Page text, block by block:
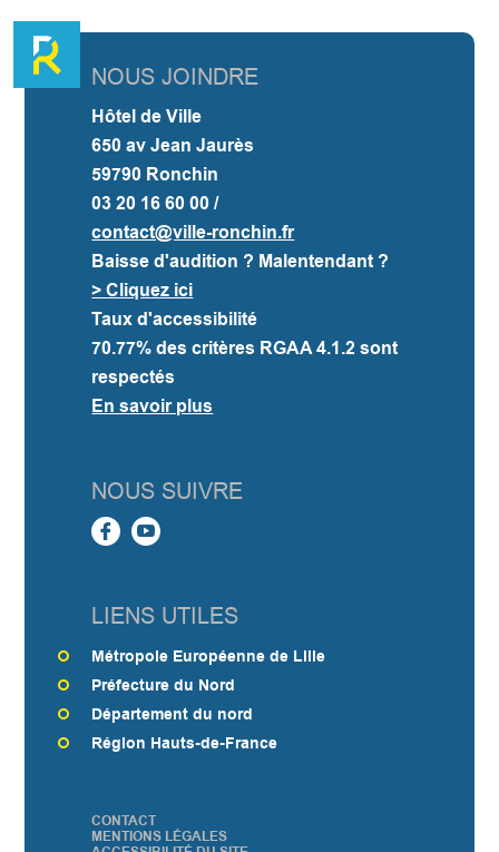
NOUS JOINDRE
Hôtel de Ville
650 av Jean Jaurès
59790 Ronchin
03 20 16 60 00 /
contact@ville-ronchin.fr
Baisse d'audition ? Malentendant ?
> Cliquez ici
Taux d'accessibilité
70.77% des critères RGAA 4.1.2 sont
respectés
En savoir plus
NOUS SUIVRE
LIENS UTILES
Métropole Européenne de Lille
Préfecture du Nord
Département du nord
Région Hauts-de-France
PIED
CONTACT
MENTIONS LÉGALES